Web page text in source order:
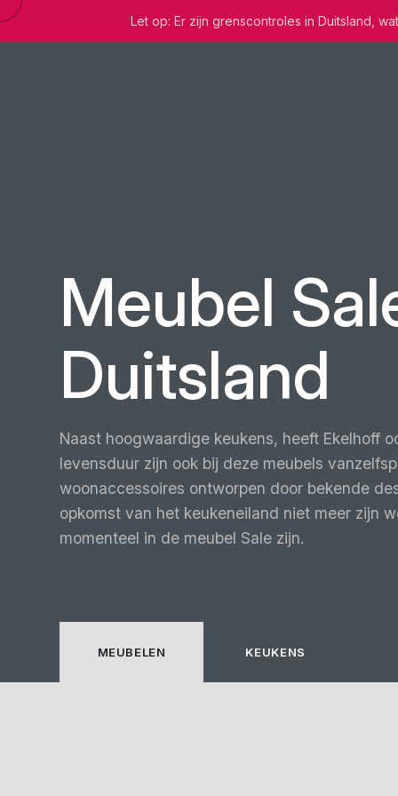
Meubel
Duitsland
Naast hoogwaardige keukens, heeft Ekelhoff
levensduur zijn ook bij deze meubels
woonaccessoires ontworpen door bekende
opkomst van het keukeneiland niet meer zijn
momenteel in de meubel Sale zijn.
MEUBELEN KEUKENS
Let op: Er zijn grenscontroles in Duitsland,